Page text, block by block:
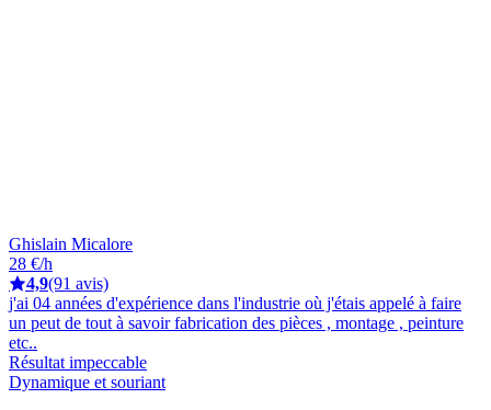
Ghislain Micalore
28 €/h
4,9(91 avis)
j'ai 04 années d'expérience dans l'industrie où j'étais appelé à faire
un peut de tout à savoir fabrication des pièces , montage , peinture
etc..
Résultat impeccable
Dynamique et souriant